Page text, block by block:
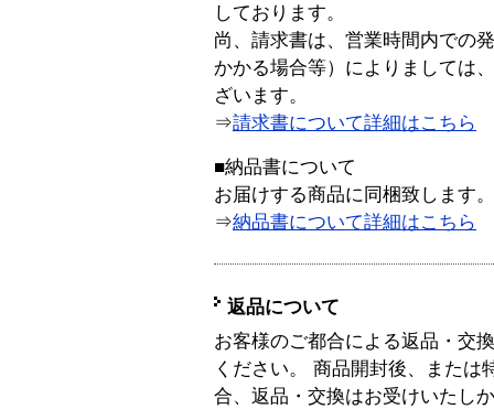
しております。
尚、請求書は、営業時間内での
かかる場合等）によりましては
ざいます。
⇒請求書について詳細はこちら
■納品書について
お届けする商品に同梱致します。
⇒納品書について詳細はこちら
返品について
お客様のご都合による返品・交
ください。 商品開封後、または
合、返品・交換はお受けいたし